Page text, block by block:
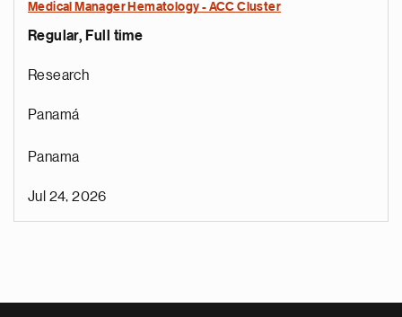
Medical Manager Hematology - ACC Cluster
Regular, Full time
Research
Panamá
Panama
Jul 24, 2026